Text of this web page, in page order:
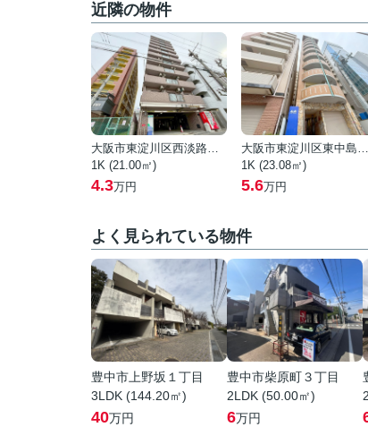
近隣の物件
大阪市東淀川区西淡路１丁目
1K (21.00㎡)
4.3万円
大阪市東淀川区東中島２丁目
1K (23.08㎡)
5.6万円
よく見られている物件
豊中市上野坂１丁目
3LDK (144.20㎡)
40万円
豊中市柴原町３丁目
2LDK (50.00㎡)
6万円